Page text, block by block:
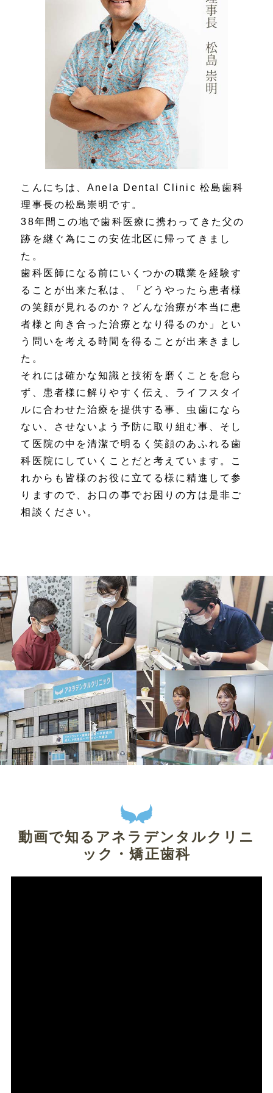
こんにちは、Anela Dental Clinic 松島歯科
理事長の松島崇明です。
38年間この地で歯科医療に携わってきた父の
跡を継ぐ為にこの安佐北区に帰ってきまし
た。
歯科医師になる前にいくつかの職業を経験す
ることが出来た私は、「どうやったら患者様
の笑顔が見れるのか？どんな治療が本当に患
者様と向き合った治療となり得るのか」とい
う問いを考える時間を得ることが出来きまし
た。
それには確かな知識と技術を磨くことを怠ら
ず、患者様に解りやすく伝え、ライフスタイ
ルに合わせた治療を提供する事、虫歯になら
ない、させないよう予防に取り組む事、そし
て医院の中を清潔で明るく笑顔のあふれる歯
科医院にしていくことだと考えています。こ
れからも皆様のお役に立てる様に精進して参
りますので、お口の事でお困りの方は是非ご
相談ください。
動画で知るアネラデンタルクリニ
ック・矯正歯科